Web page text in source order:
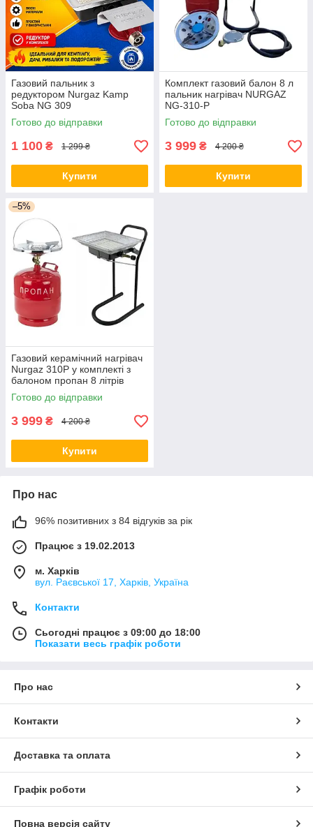
Газовий пальник з
редуктором Nurgaz Kamp
Soba NG 309
Готово до відправки
1 100 ₴ 1 299 ₴
Купити
Комплект газовий балон 8 л
пальник нагрівач NURGAZ
NG-310-P
Готово до відправки
3 999 ₴ 4 200 ₴
Купити
–5%
Газовий керамічний нагрівач
Nurgaz 310P у комплекті з
балоном пропан 8 літрів
Готово до відправки
3 999 ₴ 4 200 ₴
Купити
Про нас
96% позитивних з 84 відгуків за рік
Працює з 19.02.2013
м. Харків
вул. Раєвської 17, Харків, Україна
Контакти
Сьогодні працює з 09:00 до 18:00
Показати весь графік роботи
Про нас
Контакти
Доставка та оплата
Графік роботи
Повна версія сайту